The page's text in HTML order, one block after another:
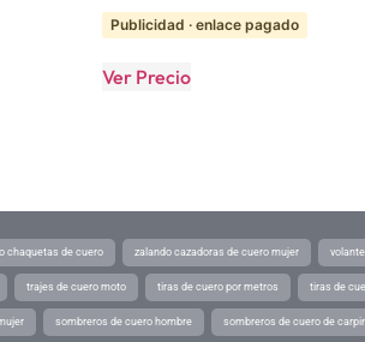
Publicidad · enlace pagado
Ver Precio
chaquetas de cuero zalando cazadoras de cuero mujer
trajes de cuero moto tiras de cuero por metros tiras de
sombreros de cuero hombre sombreros de cuero de